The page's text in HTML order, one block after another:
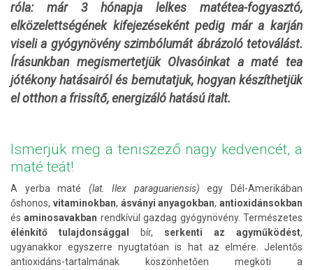
róla: már 3 hónapja lelkes matétea-fogyasztó,
elközelettségének kifejezéseként pedig már a karján
viseli a gyógynövény szimbólumát ábrázoló tetoválást.
Írásunkban megismertetjük Olvasóinkat a maté tea
jótékony hatásairól és bemutatjuk, hogyan készíthetjük
el otthon a frissítő, energizáló hatású italt.
Ismerjük meg a teniszező nagy kedvencét, a
maté teát!
A yerba maté (lat. Ilex paraguariensis) egy Dél-Amerikában
őshonos, vitaminokban, ásványi anyagokban, antioxidánsokban
ésaminosavakban rendkívül gazdag gyógynövény. Természetes
élénkítő tulajdonsággal
bír, serkenti az agyműködést,
ugyanakkor egyszerre nyugtatóan is hat az elmére. Jelentős
antioxidáns-tartalmának köszönhetően megköti a